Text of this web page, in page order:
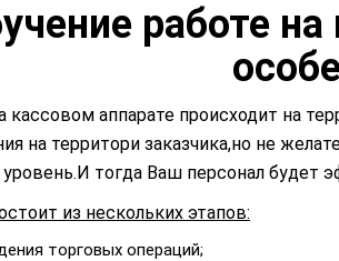
работе
кассовом аппарате происходит на
на территори заказчика,но не
тогда Ваш персонал будет
из нескольких этапов:
торговых операций;